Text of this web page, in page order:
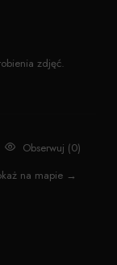
zdjęć.
Obserwuj (0)
na mapie →